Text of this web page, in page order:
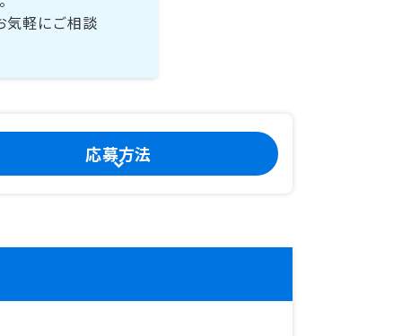
気軽にご相談
応募方法